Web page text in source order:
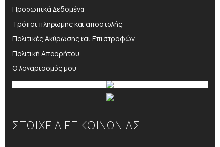
Προσωπικά Δεδομένα
Τρόποι πληρωμής και αποστολής
Πολιτικές Ακύρωσης και Επιστροφών
Πολιτική Απορρήτου
Ο λογαριασμός μου
ΣΤΟΙΧΕΙΑ ΕΠΙΚΟΙΝΩΝΙΑΣ